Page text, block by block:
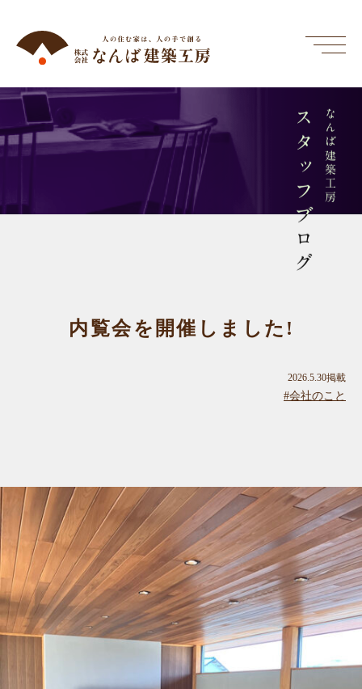
なんば建築工房
スタッフブログ
内覧会を開催しました!
2026.5.30掲載
#会社のこと